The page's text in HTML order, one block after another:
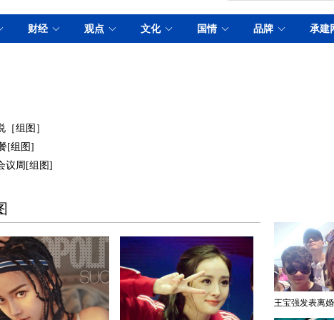
组图］
[组图]
议周[组图]